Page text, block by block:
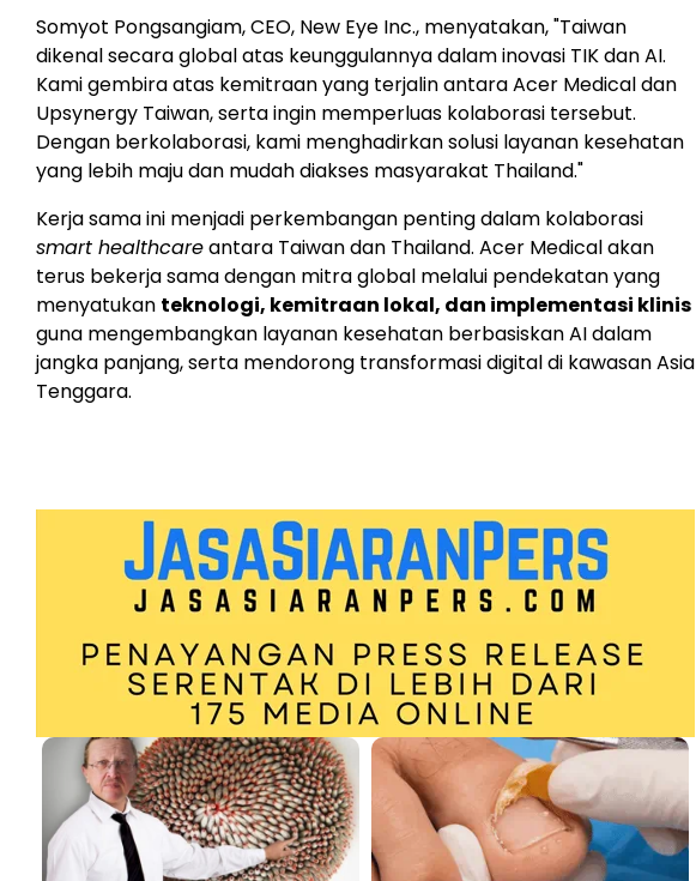
Somyot Pongsangiam, CEO, New Eye Inc., menyatakan, "Taiwan
dikenal secara global atas keunggulannya dalam inovasi TIK dan AI.
Kami gembira atas kemitraan yang terjalin antara Acer Medical dan
Upsynergy Taiwan, serta ingin memperluas kolaborasi tersebut.
Dengan berkolaborasi, kami menghadirkan solusi layanan kesehatan
yang lebih maju dan mudah diakses masyarakat Thailand."
Kerja sama ini menjadi perkembangan penting dalam kolaborasi
smart healthcareantara Taiwan dan Thailand. Acer Medical akan
terus bekerja sama dengan mitra global melalui pendekatan yang
menyatukan teknologi, kemitraan lokal, dan implementasi klinis
guna mengembangkan layanan kesehatan berbasiskan AI dalam
jangka panjang, serta mendorong transformasi digital di kawasan Asia
Tenggara.